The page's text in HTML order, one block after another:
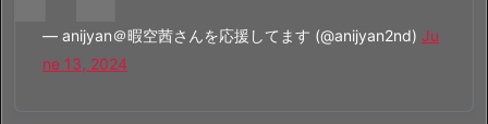
— anijyan＠暇空茜さんを応援してます (@anijyan2nd) Ju
ne 13, 2024